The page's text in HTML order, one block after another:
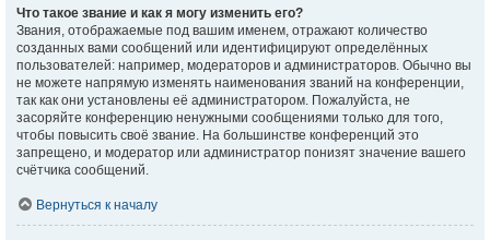
Что такое звание и как я могу изменить его?
Звания, отображаемые под вашим именем, отражают количество
созданных вами сообщений или идентифицируют определённых
пользователей: например, модераторов и администраторов. Обычно вы
не можете напрямую изменять наименования званий на конференции,
так как они установлены её администратором. Пожалуйста, не
засоряйте конференцию ненужными сообщениями только для того,
чтобы повысить своё звание. На большинстве конференций это
запрещено, и модератор или администратор понизят значение вашего
счётчика сообщений.
Вернуться к началу